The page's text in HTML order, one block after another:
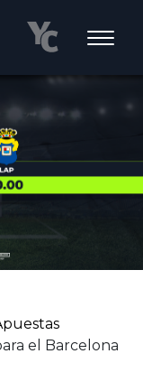
el Barcelona